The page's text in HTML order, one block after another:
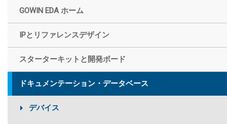
GOWIN EDA ホーム
IPとリファレンスデザイン
スターターキットと開発ボード
ドキュメンテーション・データベース
デバイス